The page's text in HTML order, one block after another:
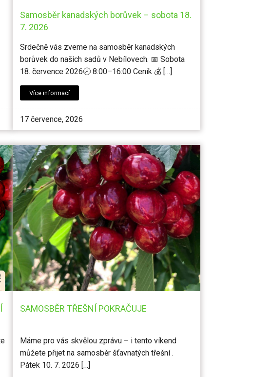
Samosběr kanadských borůvek – sobota 18.
7. 2026
Srdečně vás zveme na samosběr kanadských
borůvek do našich sadů v Nebílovech. 📅 Sobota
18. července 2026🕗 8:00–16:00 Ceník 💰 […]
Více informací
17 července, 2026
SAMOSBĚR TŘEŠNÍ POKRAČUJE
Máme pro vás skvělou zprávu – i tento víkend
můžete přijet na samosběr šťavnatých třešní .
Pátek 10. 7. 2026 […]